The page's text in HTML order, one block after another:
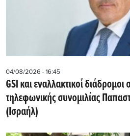
04/08/2026 - 16:45
GSI και εναλλακτικοί διάδρομοι
τηλεφωνικής συνομιλίας Παπασταύρου - Cohen
(Ισραήλ)